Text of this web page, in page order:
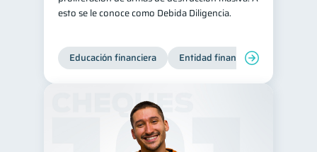
esto se le conoce como Debida Diligencia.
Educación financiera Entidad financiera